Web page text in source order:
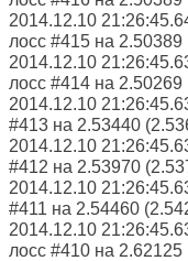
2014.12.10
лосс #415 на
2014.12.10
лосс #414 на
2014.12.10
#413 на 2.53440
2014.12.10
#412 на 2.53970
2014.12.10
#411 на 2.54460
2014.12.10
лосс #410 на